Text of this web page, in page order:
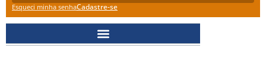
Esqueci minha senhaCadastre-se